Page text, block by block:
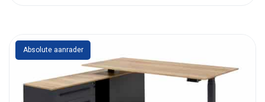
Absolute aanrader